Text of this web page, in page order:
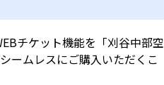
チケット機能を「刈谷中部空
ームレスにご購入いただくこ